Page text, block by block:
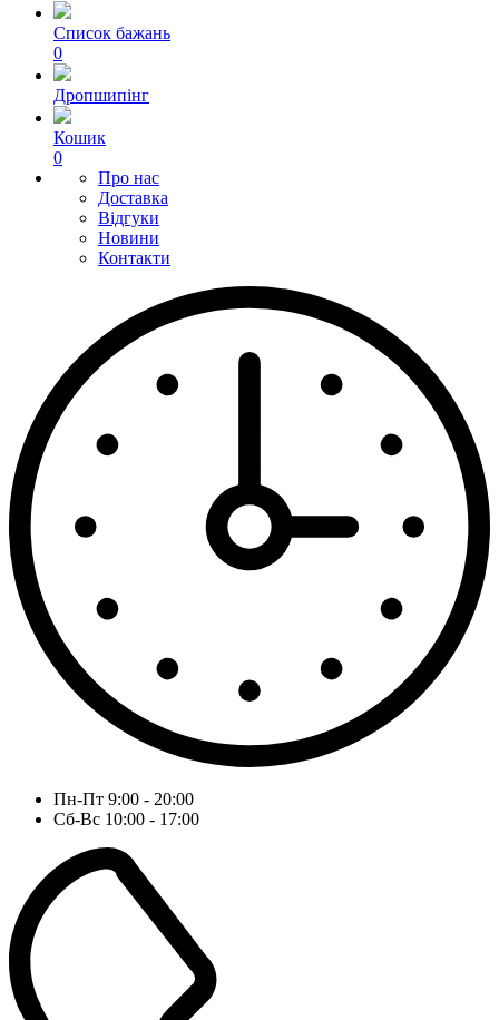
Список бажань
0
Дропшипінг
Кошик
0
Про нас
Доставка
Відгуки
Новини
Контакти
Пн-Пт 9:00 - 20:00
Сб-Вс 10:00 - 17:00